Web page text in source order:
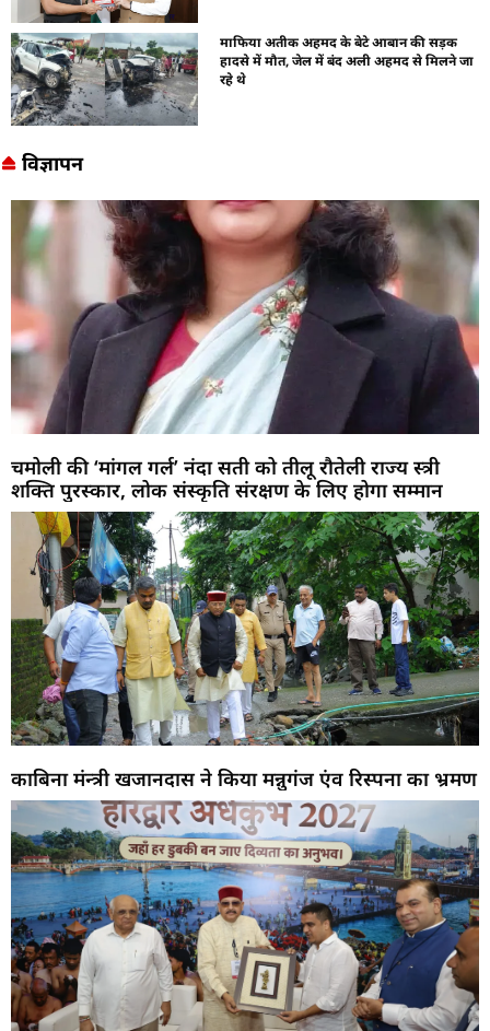
माफिया अतीक अहमद के बेटे आबान की सड़क
हादसे में मौत, जेल में बंद अली अहमद से मिलने जा
रहे थे
विज्ञापन
चमोली की ‘मांगल गर्ल’ नंदा सती को तीलू रौतेली राज्य स्त्री
शक्ति पुरस्कार, लोक संस्कृति संरक्षण के लिए होगा सम्मान
काबिना मंन्त्री खजानदास ने किया मन्नुगंज एंव रिस्पना का भ्रमण